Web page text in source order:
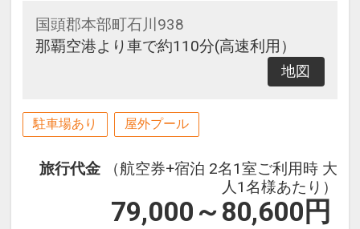
国頭郡本部町石川938
那覇空港より車で約110分(高速利用）
地図
駐車場あり 屋外プール
旅行代金
（航空券+宿泊 2名1室ご利用時 大
人1名様あたり）
79,000～80,600 円